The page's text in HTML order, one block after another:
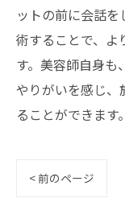
ットの前に会話
術することで、よ
す。美容師自身も
やりがいを感じ、
ることができます。
< 前のページ